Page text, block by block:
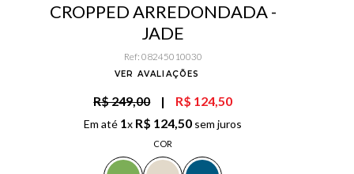
CROPPED ARREDONDADA -
JADE
Ref: 08245010030
VER AVALIAÇÕES
R$ 249,00 | R$ 124,50
Em até 1x R$ 124,50 sem juros
COR